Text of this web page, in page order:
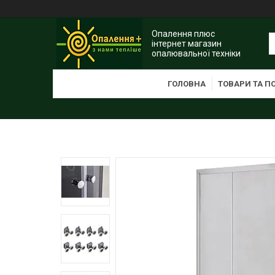
Опалення плюс
інтернет магазин
опалювальної техніки
ГОЛОВНА ТОВАРИ ТА